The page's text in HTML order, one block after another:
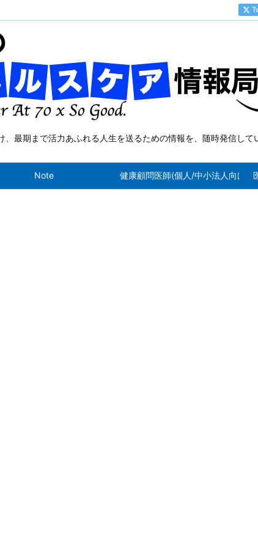
、最期まで活力あふれる人生を送るための情報を、随時発信して
Note 健康顧問医師(個人/中小法人向け)